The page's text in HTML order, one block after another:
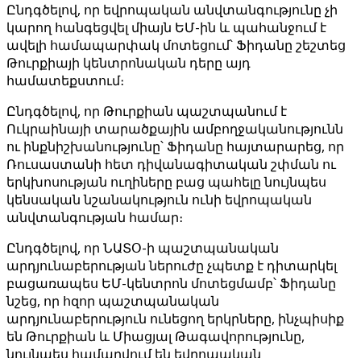
Ընդգծելով, որ եվրոպական անվտանգությունը չի
կարող հանգեցվել միայն ԵՄ-ին և պահանջում է
ավելի համապարփակ մոտեցում՝ Ֆիդանը շեշտեց
Թուրքիայի կենտրոնական դերը այդ
համատեքստում։
Ընդգծելով, որ Թուրքիան պաշտպանում է
Ուկրաինայի տարածքային ամբողջականությունն
ու ինքնիշխանությունը՝ Ֆիդանը հայտարարեց, որ
Ռուսաստանի հետ դիվանագիտական ​​շփման ու
երկխոսության ուղիները բաց պահելը նույնպես
կենսական նշանակություն ունի եվրոպական
անվտանգության համար։
Ընդգծելով, որ ՆԱՏՕ-ի պաշտպանական
արդյունաբերության ներուժը չպետք է դիտարկել
բացառապես ԵՄ-կենտրոն մոտեցմամբ՝ Ֆիդանը
նշեց, որ հզոր պաշտպանական
արդյունաբերություն ունեցող երկրները, ինչպիսիք
են Թուրքիան և Միացյալ Թագավորությունը,
նույնպես համարվում են եվրոպական